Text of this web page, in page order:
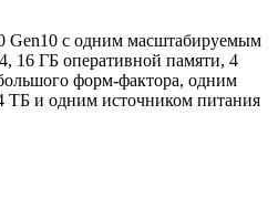
Gen10 с одним масштабируемым
16 ГБ оперативной памяти, 4
форм-фактора, одним
ТБ и одним источником питания